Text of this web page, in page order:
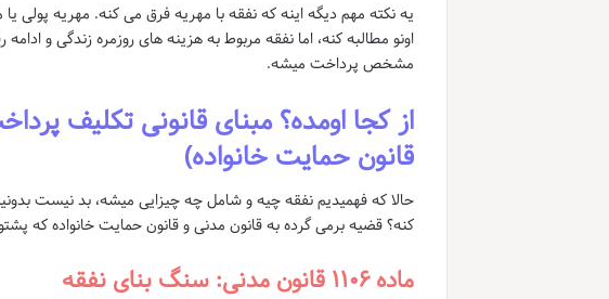
یه نکته مهم دیگه اینه که نفقه با مهریه فرق می کنه. مهریه پولی
اونو مطالبه کنه، اما نفقه مربوط به هزینه های روزمره زندگی و
مشخص پرداخت میشه.
قانون حمایت خانواده)
حالا که فهمیدیم نفقه چیه و شامل چه چیزایی میشه، بد نیست
کنه؟ قضیه برمی گرده به قانون مدنی و قانون حمایت خانواده که
ماده ۱۱۰۶ قانون مدنی: سنگ بنای نفقه